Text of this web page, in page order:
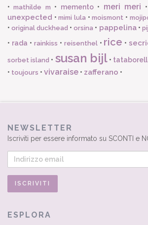
•mathilde m • memento• meri meri
unexpected •mimi lula •moismont •
•original duckhead •orsina • pappelina•
• rada • rainkiss • reisenthel• rice •
sorbet island • susan bijl•
• toujours • vivaraise • zafferano •
NEWSLETTER
Iscriviti per essere informato su SCONTI e
ESPLORA